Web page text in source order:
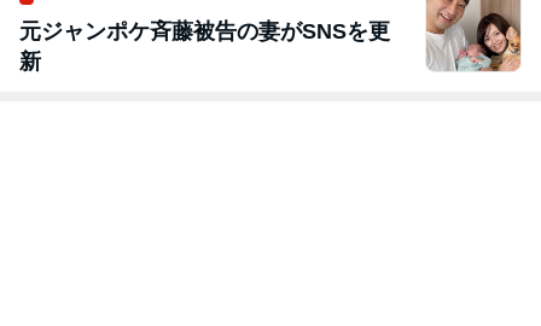
元ジャンポケ斉藤被告の妻がSNSを更
新